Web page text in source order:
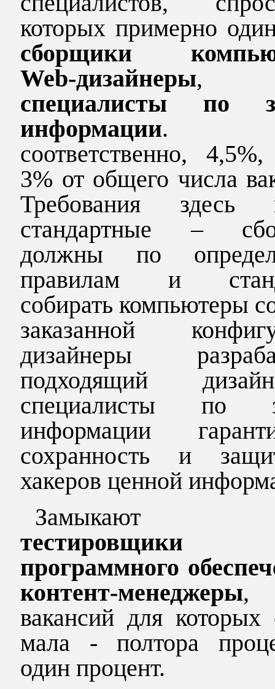
которых примерно
сборщики
Web-дизайнеры,
специалисты по
информации.
соответственно,
3% от общего числа
Требования здесь
стандартные –
должны по
правилам и
собирать компьютеры
заказанной
дизайнеры
подходящий
специалисты по
информации
сохранность и
хакеров ценной
Замыкают
тестировщики
программного
контент-менеджеры,
вакансий для которых
мала - полтора
один процент.